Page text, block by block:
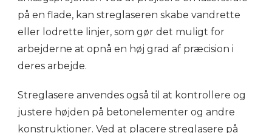
på en flade, kan streglaseren skabe vandrette
eller lodrette linjer, som gør det muligt for
arbejderne at opnå en høj grad af præcision i
deres arbejde.
Streglasere anvendes også til at kontrollere og
justere højden på betonelementer og andre
konstruktioner. Ved at placere streglasere på